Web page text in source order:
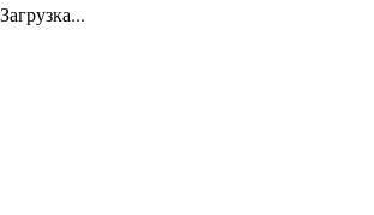
Загрузка...